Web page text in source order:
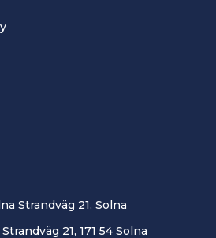
Strandväg 21, Solna
21, 171 54 Solna